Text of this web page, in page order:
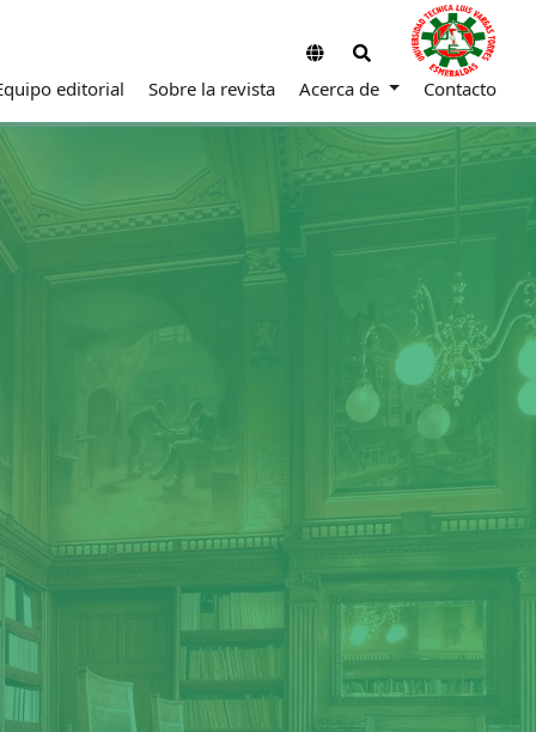
editorial Sobre la revista Acerca de Contacto